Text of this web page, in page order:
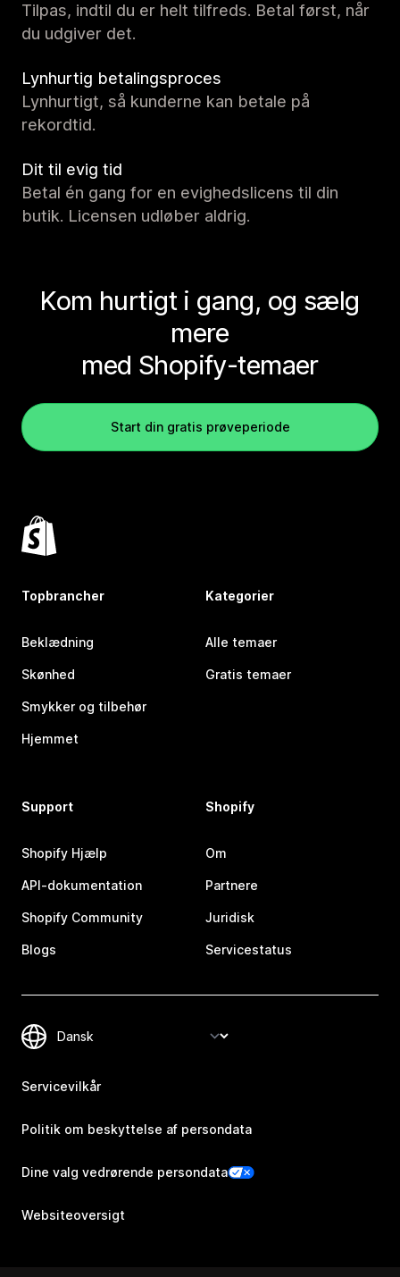
Tilpas, indtil du er helt tilfreds. Betal først, når
du udgiver det.
Lynhurtig betalingsproces
Lynhurtigt, så kunderne kan betale på
rekordtid.
Dit til evig tid
Betal én gang for en evighedslicens til din
butik. Licensen udløber aldrig.
Kom hurtigt i gang, og sælg
mere
med Shopify-temaer
Start din gratis prøveperiode
Topbrancher
Beklædning
Skønhed
Smykker og tilbehør
Hjemmet
Kategorier
Alle temaer
Gratis temaer
Support
Shopify Hjælp
API-dokumentation
Shopify Community
Blogs
Shopify
Om
Partnere
Juridisk
Servicestatus
Servicevilkår
Politik om beskyttelse af persondata
Dine valg vedrørende persondata
Websiteoversigt